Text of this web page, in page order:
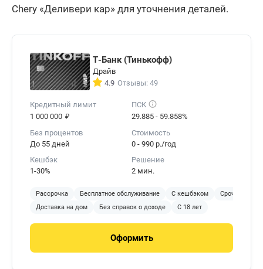
Chery «Деливери кар» для уточнения деталей.
Т-Банк (Тинькофф)
Драйв
4.9 Отзывы: 49
Кредитный лимит
1 000 000 ₽
ПСК
29.885 - 59.858%
Без процентов
До 55 дней
Стоимость
0 - 990 р./год
Кешбэк
1-30%
Решение
2 мин.
Рассрочка Бесплатное обслуживание С кешбэком
Срочное
Доставка на дом
Без справок о доходе С 18 лет
Оформить